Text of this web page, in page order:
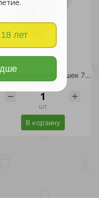
лет
Набор елочных игрушек 70мм, 6 шт ассорти /120
185 руб.
шт
В корзину